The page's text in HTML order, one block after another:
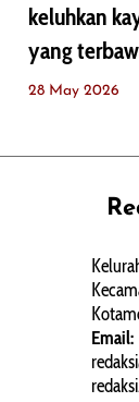
keluhkan
yang
28 May 2026
Email: